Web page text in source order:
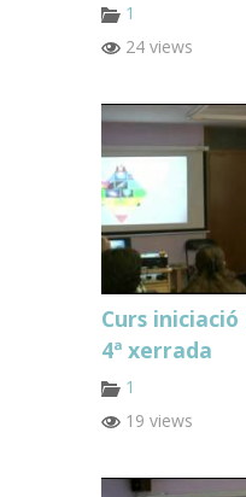
1
24 views
Curs iniciació
4ª xerrada
1
19 views